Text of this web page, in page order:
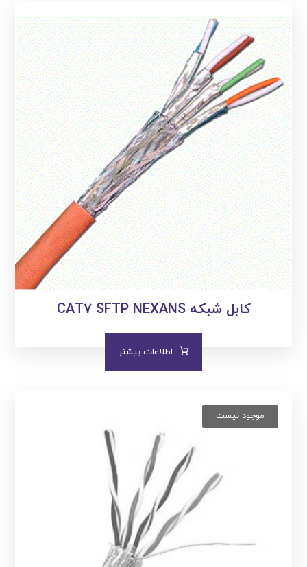
کابل شبکه CAT۷ SFTP NEXANS
اطلاعات بیشتر
موجود نیست